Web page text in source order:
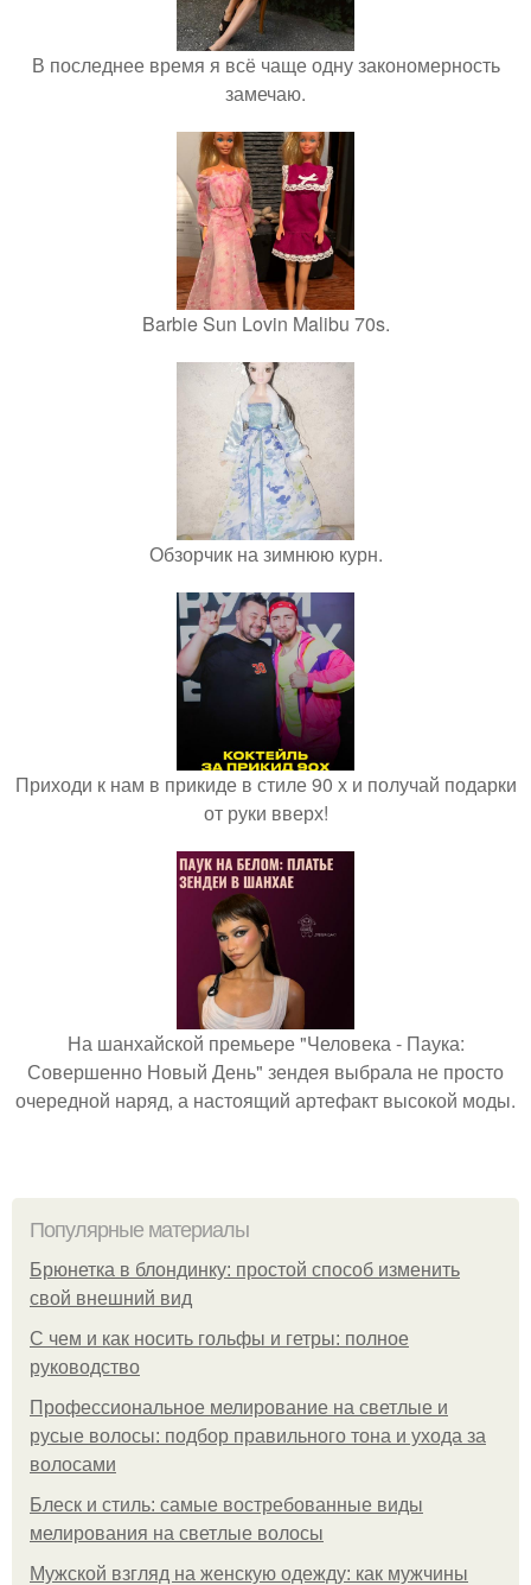
В последнее время я всё чаще одну закономерность
замечаю.
Barbie Sun Lovin Malibu 70s.
Обзорчик на зимнюю курн.
Приходи к нам в прикиде в стиле 90 х и получай подарки
от руки вверх!
На шанхайской премьере "Человека - Паука:
Совершенно Новый День" зендея выбрала не просто
очередной наряд, а настоящий артефакт высокой моды.
Популярные материалы
Брюнетка в блондинку: простой способ изменить
свой внешний вид
С чем и как носить гольфы и гетры: полное
руководство
Профессиональное мелирование на светлые и
русые волосы: подбор правильного тона и ухода за
волосами
Блеск и стиль: самые востребованные виды
мелирования на светлые волосы
Мужской взгляд на женскую одежду: как мужчины